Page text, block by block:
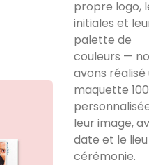
propre logo,
initiales et
palette de
couleurs —
avons réalisé
maquette
leur image,
date et le
cérémonie.